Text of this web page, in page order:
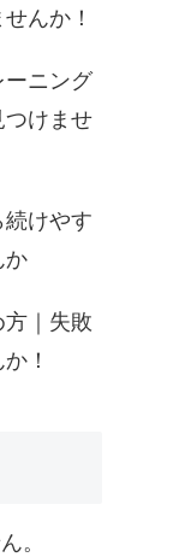
んか！
ーニング
つけませ
けやす
か
｜失敗
！
。